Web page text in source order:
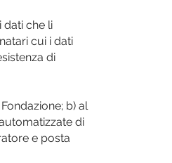
dati che li
cui i dati
di
b) al
di
e posta